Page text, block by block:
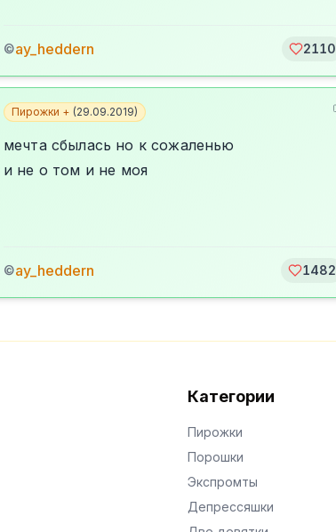
©ay_heddern 2110
Пирожки + (29.09.2019)
мечта сбылась но к сожаленью
и не о том и не моя
©ay_heddern 1482
Категории
Пирожки
Порошки
Экспромты
Депрессяшки